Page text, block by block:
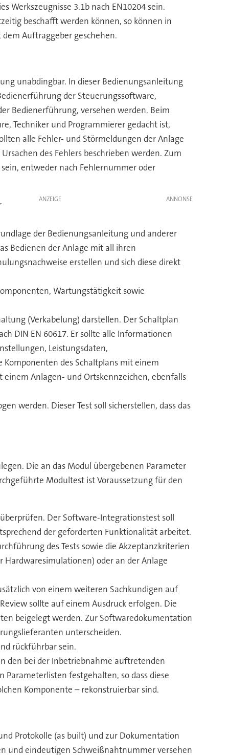
Werkszeugnisse 3.1b nach EN10204 sein.
beschafft werden können, so können in
Auftraggeber geschehen.
unabdingbar. In dieser Bedienungsanleitung
der Steuerungssoftware,
Bedienerführung, versehen werden. Beim
Techniker und Programmierer gedacht ist,
alle Fehler- und Störmeldungen der Anlage
des Fehlers beschrieben werden. Zum
entweder nach Fehlernummer oder
ANZEIGE
der Bedienungsanleitung und anderer
Bedienen der Anlage mit all ihren
erstellen und sich diese direkt
Wartungstätigkeit sowie
(Verkabelung) darstellen. Der Schaltplan
DIN EN 60617. Er sollte alle Informationen
Leistungsdaten,
des Schaltplans mit einem
Anlagen- und Ortskennzeichen, ebenfalls
werden. Dieser Test soll sicherstellen, dass das
Die an das Modul übergebenen Parameter
Modultest ist Voraussetzung für den
Der Software-Integrationstest soll
der geforderten Funktionalität arbeitet.
des Tests sowie die Akzeptanzkriterien
oder an der Anlage
von einem weiteren Sachkundigen auf
sollte auf einem Ausdruck erfolgen. Die
beigelegt werden. Zur Softwaredokumentation
unterscheiden.
rückführbar sein.
den bei der Inbetriebnahme auftretenden
festgehalten, so dass diese
Komponente – rekonstruierbar sind.
Protokolle (as built) und zur Dokumentation
und eindeutigen Schweißnahtnummer versehen